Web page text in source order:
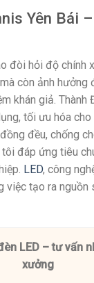
Yên Bái
đòi hỏi độ chính
còn ảnh hưởng
khán giả. Thành
tối ưu hóa
đều, chống
tôi đáp ứng tiêu
LED, công
việc tạo ra nguồn
LED – tư vấn
xưởng